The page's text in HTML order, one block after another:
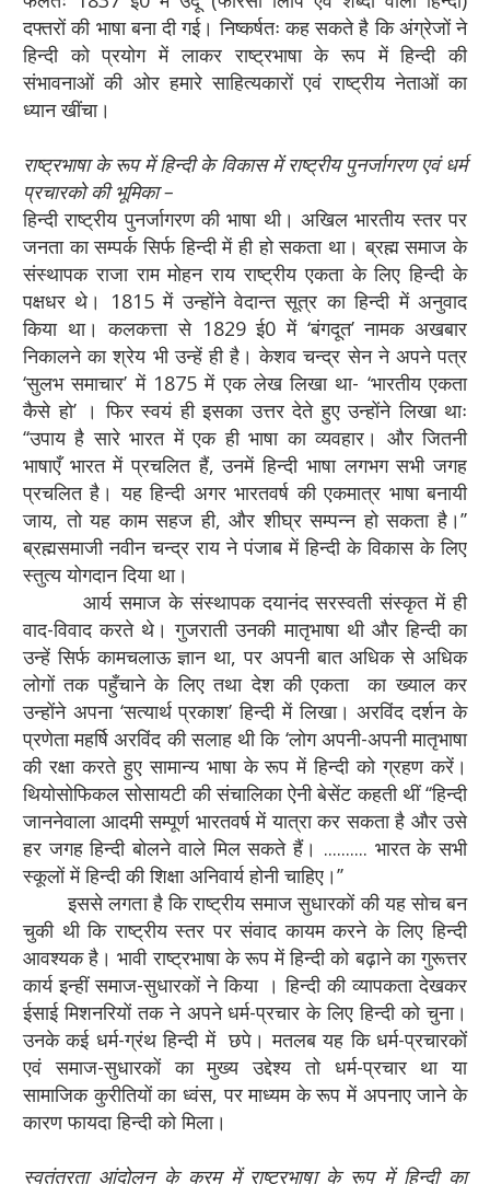
दफ्तरों की भाषा बना दी गई। निष्कर्षतः कह सकते है कि अंग्रेजों ने
हिन्दी को प्रयोग में लाकर राष्ट्रभाषा के रूप में हिन्दी की
संभावनाओं की ओर हमारे साहित्यकारों एवं राष्ट्रीय नेताओं का
ध्यान खींचा।
राष्ट्रभाषा के रूप में हिन्दी के विकास में राष्ट्रीय पुनर्जागरण एवं धर्म
प्रचारको की भूमिका –
हिन्दी राष्ट्रीय पुनर्जागरण की भाषा थी। अखिल भारतीय स्तर पर
जनता का सम्पर्क सिर्फ हिन्दी में ही हो सकता था। ब्रह्म समाज के
संस्थापक राजा राम मोहन राय राष्ट्रीय एकता के लिए हिन्दी के
पक्षधर थे। 1815 में उन्होंने वेदान्त सूत्र का हिन्दी में अनुवाद
किया था। कलकत्ता से 1829 ई0 में ‘बंगदूत’ नामक अखबार
निकालने का श्रेय भी उन्हें ही है। केशव चन्द्र सेन ने अपने पत्र
‘सुलभ समाचार’ में 1875 में एक लेख लिखा था- ‘भारतीय एकता
कैसे हो’ । फिर स्वयं ही इसका उत्तर देते हुए उन्होंने लिखा थाः
‘‘उपाय है सारे भारत में एक ही भाषा का व्यवहार। और जितनी
भाषाएँ भारत में प्रचलित हैं, उनमें हिन्दी भाषा लगभग सभी जगह
प्रचलित है। यह हिन्दी अगर भारतवर्ष की एकमात्र भाषा बनायी
जाय, तो यह काम सहज ही, और शीघ्र सम्पन्न हो सकता है।’’
ब्रह्मसमाजी नवीन चन्द्र राय ने पंजाब में हिन्दी के विकास के लिए
स्तुत्य योगदान दिया था।
आर्य समाज के संस्थापक दयानंद सरस्वती संस्कृत में ही
वाद-विवाद करते थे। गुजराती उनकी मातृभाषा थी और हिन्दी का
उन्हें सिर्फ कामचलाऊ ज्ञान था, पर अपनी बात अधिक से अधिक
लोगों तक पहुँचाने के लिए तथा देश की एकता का ख्याल कर
उन्होंने अपना ‘सत्यार्थ प्रकाश’ हिन्दी में लिखा। अरविंद दर्शन के
प्रणेता महर्षि अरविंद की सलाह थी कि ‘लोग अपनी-अपनी मातृभाषा
की रक्षा करते हुए सामान्य भाषा के रूप में हिन्दी को ग्रहण करें।
थियोसोफिकल सोसायटी की संचालिका ऐनी बेसेंट कहती थीं ‘‘हिन्दी
जाननेवाला आदमी सम्पूर्ण भारतवर्ष में यात्रा कर सकता है और उसे
हर जगह हिन्दी बोलने वाले मिल सकते हैं। .......... भारत के सभी
स्कूलों में हिन्दी की शिक्षा अनिवार्य होनी चाहिए।’’
इससे लगता है कि राष्ट्रीय समाज सुधारकों की यह सोच बन
चुकी थी कि राष्ट्रीय स्तर पर संवाद कायम करने के लिए हिन्दी
आवश्यक है। भावी राष्ट्रभाषा के रूप में हिन्दी को बढ़ाने का गुरूत्तर
कार्य इन्हीं समाज-सुधारकों ने किया । हिन्दी की व्यापकता देखकर
ईसाई मिशनरियों तक ने अपने धर्म-प्रचार के लिए हिन्दी को चुना।
उनके कई धर्म-ग्रंथ हिन्दी में छपे। मतलब यह कि धर्म-प्रचारकों
एवं समाज-सुधारकों का मुख्य उद्देश्य तो धर्म-प्रचार था या
सामाजिक कुरीतियों का ध्वंस, पर माध्यम के रूप में अपनाए जाने के
कारण फायदा हिन्दी को मिला।
स्वतंत्रता आंदोलन के क्रम में राष्ट्रभाषा के रूप में हिन्दी का